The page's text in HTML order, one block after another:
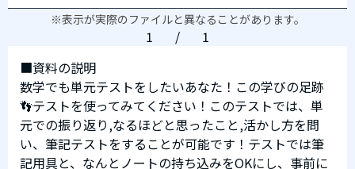
※表示が実際のファイルと異なることがあります。
1 /
1
■資料の説明
数学でも単元テストをしたいあなた！この学びの足跡
👣テストを使ってみてください！このテストでは、単
元での振り返り,なるほどと思ったこと,活かし方を問
い、筆記テストをすることが可能です！テストでは筆
記用具と、なんとノートの持ち込みをOKにし、事前に